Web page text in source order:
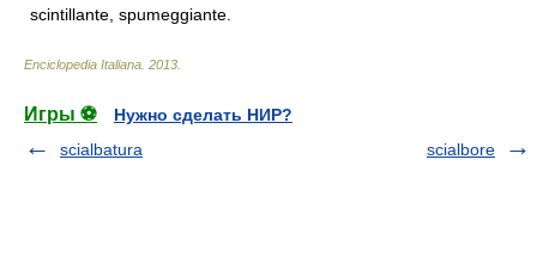
scintillante, spumeggiante.
Enciclopedia Italiana 2013
Игры ⚽
Нужно сделать НИР?
scialbatura
scialbore